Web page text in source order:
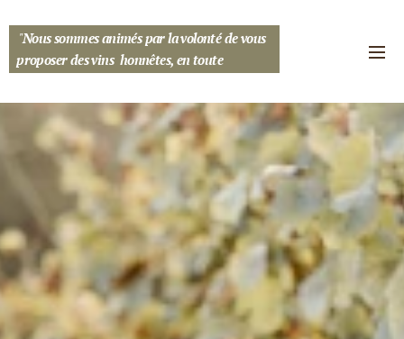
"Nous sommes animés par la volonté de vous
proposer des vins honnêtes, en toute